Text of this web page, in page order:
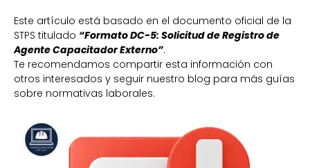
Este artículo está basado en el documento oficial de la
STPS titulado “Formato DC-5: Solicitud de Registro de
Agente Capacitador Externo”.
Te recomendamos compartir esta información con
otros interesados y seguir nuestro blog para más guías
sobre normativas laborales.